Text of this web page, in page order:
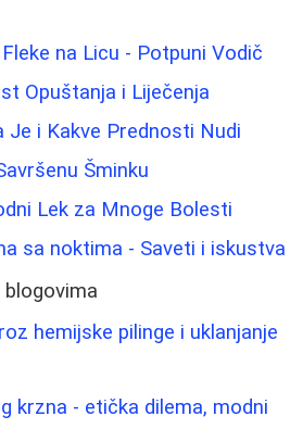
na Licu - Potpuni Vodič
Opuštanja i Liječenja
Je i Kakve Prednosti Nudi
Šminku
Lek za Mnoge Bolesti
sa noktima - Saveti i iskustva
hemijske pilinge i uklanjanje
krzna - etička dilema, modni